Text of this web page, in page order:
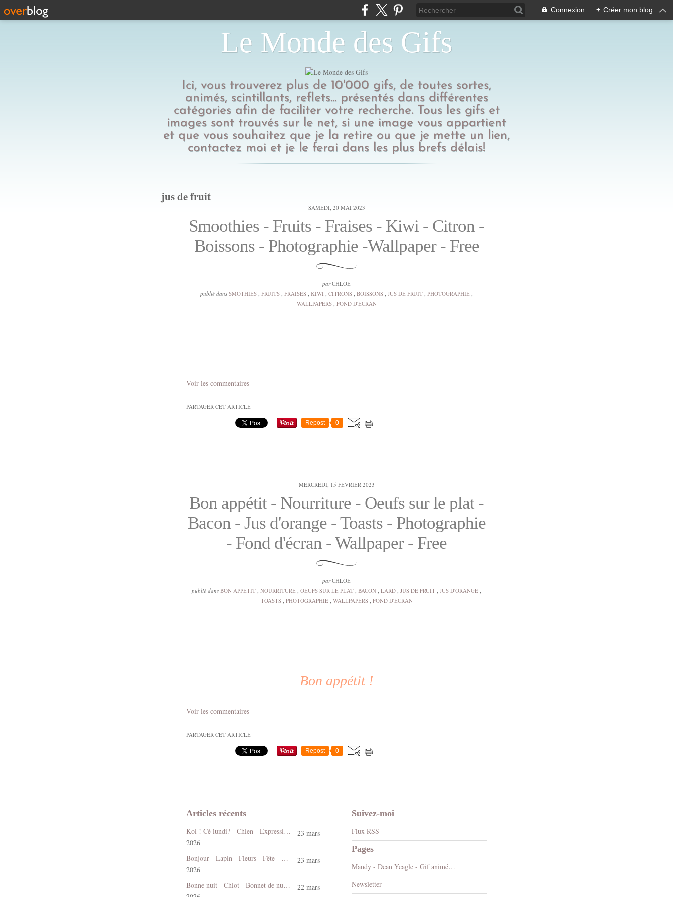
Connexion + Créer mon blog
Le Monde des Gifs
Ici, vous trouverez plus de 10'000 gifs, de toutes sortes,
animés, scintillants, reflets... présentés dans différentes
catégories afin de faciliter votre recherche. Tous les gifs et
images sont trouvés sur le net, si une image vous appartient
et que vous souhaitez que je la retire ou que je mette un lien,
contactez moi et je le ferai dans les plus brefs délais!
jus de fruit
SAMEDI, 20 MAI 2023
Smoothies - Fruits - Fraises - Kiwi - Citron -
Boissons - Photographie -Wallpaper - Free
parCHLOÉ
publié dans SMOTHIES , FRUITS , FRAISES , KIWI , CITRONS , BOISSONS , JUS DE FRUIT , PHOTOGRAPHIE ,
WALLPAPERS, FOND D'ECRAN
Voir les commentaires
PARTAGER CET ARTICLE
Repost 0
MERCREDI, 15 FÉVRIER 2023
Bon appétit - Nourriture - Oeufs sur le plat -
Bacon - Jus d'orange - Toasts - Photographie
- Fond d'écran - Wallpaper - Free
parCHLOÉ
publié dans BON APPETIT , NOURRITURE , OEUFS SUR LE PLAT , BACON , LARD , JUS DE FRUIT , JUS D'ORANGE ,
TOASTS, PHOTOGRAPHIE, WALLPAPERS, FOND D'ECRAN
Bon appétit !
Voir les commentaires
PARTAGER CET ARTICLE
Repost 0
Articles récents
Koi ! Cé lundi? - Chien - Expression - Gif scintillant - Gratuit - 23 mars
2026
Bonjour - Lapin - Fleurs - Fête - Pâques - Gif scintillant - Gratuit - 23 mars
2026
Bonne nuit - Chiot - Bonnet de nuit - Cute - Gif animé - Gratuit - 22 mars
Suivez-moi
Flux RSS
Pages
Mandy - Dean Yeagle - Gif animé - Scintillants - Render-Tube - Gratuit
Newsletter